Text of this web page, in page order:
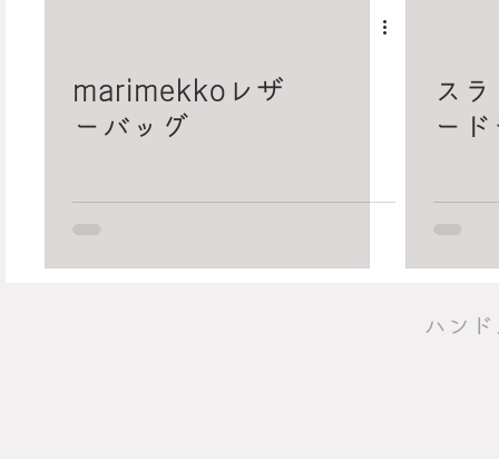
marimekkoレザ
ーバッグ
ス
ー
ハン